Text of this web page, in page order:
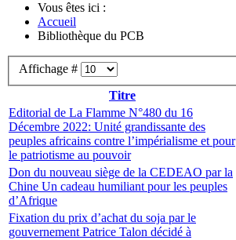
Vous êtes ici :
Accueil
Bibliothèque du PCB
Affichage #
Titre
Editorial de La Flamme N°480 du 16
Décembre 2022: Unité grandissante des
peuples africains contre l’impérialisme et pour
le patriotisme au pouvoir
Don du nouveau siège de la CEDEAO par la
Chine Un cadeau humiliant pour les peuples
d’Afrique
Fixation du prix d’achat du soja par le
gouvernement Patrice Talon décidé à